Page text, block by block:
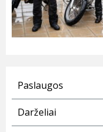
Paslaugos
Darželiai